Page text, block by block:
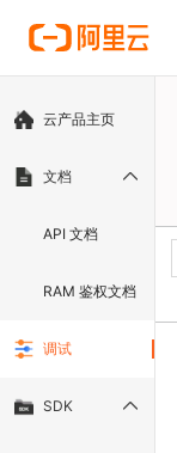
云产品主页
文档
API 文档
RAM 鉴权文档
调试
SDK